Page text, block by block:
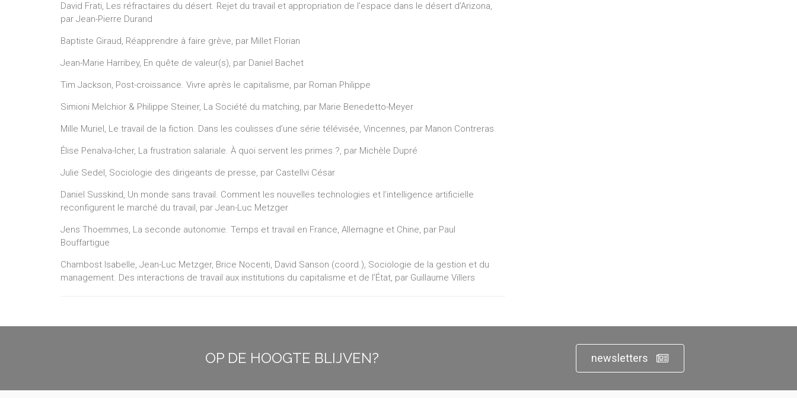
David Frati, Les réfractaires du désert. Rejet du travail et appropriation de l’espace dans le désert d’Arizona,
par Jean-Pierre Durand
Baptiste Giraud, Réapprendre à faire grève, par Millet Florian
Jean-Marie Harribey, En quête de valeur(s), par Daniel Bachet
Tim Jackson, Post-croissance. Vivre après le capitalisme, par Roman Philippe
Simioni Melchior & Philippe Steiner, La Société du matching, par Marie Benedetto-Meyer
Mille Muriel, Le travail de la fiction. Dans les coulisses d’une série télévisée, Vincennes, par Manon Contreras
Élise Penalva-Icher, La frustration salariale. À quoi servent les primes ?, par Michèle Dupré
Julie Sedel, Sociologie des dirigeants de presse, par Castellvi César
Daniel Susskind, Un monde sans travail. Comment les nouvelles technologies et l’intelligence artificielle
reconfigurent le marché du travail, par Jean-Luc Metzger
Jens Thoemmes, La seconde autonomie. Temps et travail en France, Allemagne et Chine, par Paul
Bouffartigue
Chambost Isabelle, Jean-Luc Metzger, Brice Nocenti, David Sanson (coord.), Sociologie de la gestion et du
management. Des interactions de travail aux institutions du capitalisme et de l’État, par Guillaume Villers
OP DE HOOGTE BLIJVEN? newsletters